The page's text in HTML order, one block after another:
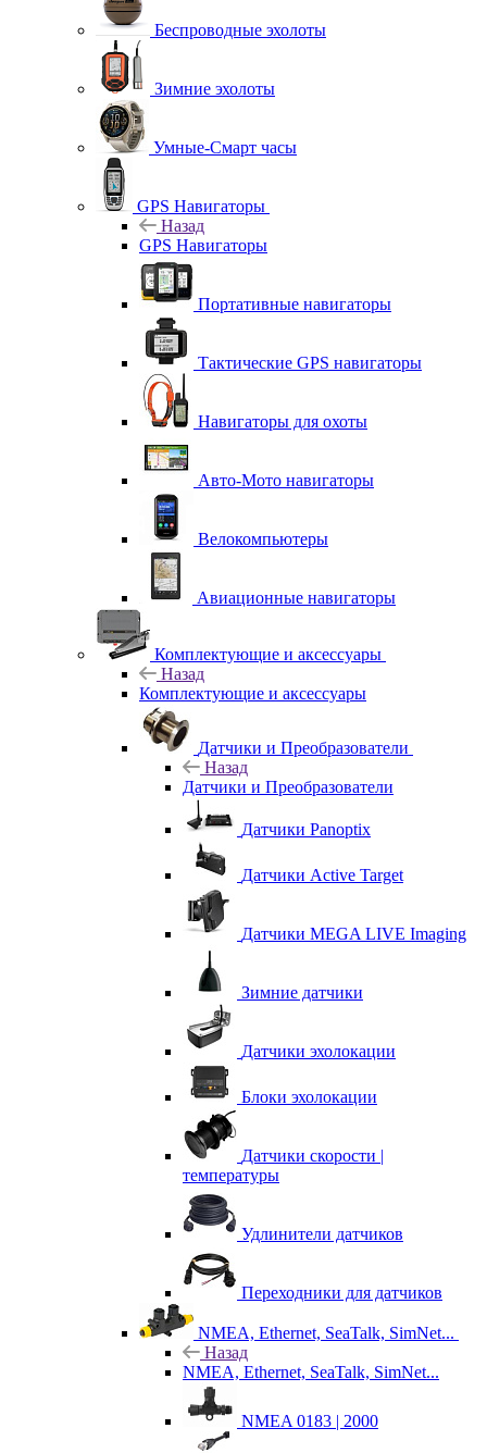
Беспроводные эхолоты
Зимние эхолоты
Умные-Смарт часы
GPS Навигаторы
Назад
GPS Навигаторы
Портативные навигаторы
Тактические GPS навигаторы
Навигаторы для охоты
Авто-Мото навигаторы
Велокомпьютеры
Авиационные навигаторы
Комплектующие и аксессуары
Назад
Комплектующие и аксессуары
Датчики и Преобразователи
Назад
Датчики и Преобразователи
Датчики Panoptix
Датчики Active Target
Датчики MEGA LIVE Imaging
Зимние датчики
Датчики эхолокации
Блоки эхолокации
Датчики скорости |
температуры
Удлинители датчиков
Переходники для датчиков
NMEA, Ethernet, SeaTalk, SimNet...
Назад
NMEA, Ethernet, SeaTalk, SimNet...
NMEA 0183 | 2000